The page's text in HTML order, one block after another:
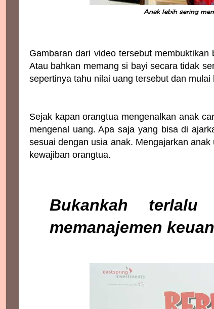
Anak lebih sering
Gambaran dari video tersebut
Atau bahkan memang si bayi secara tidak
sepertinya tahu nilai uang tersebut dan
Sejak kapan orangtua mengenalkan anak
mengenal uang. Apa saja yang bisa di
sesuai dengan usia anak. Mengajarkan
kewajiban orangtua.
Bukankah
memanajemen